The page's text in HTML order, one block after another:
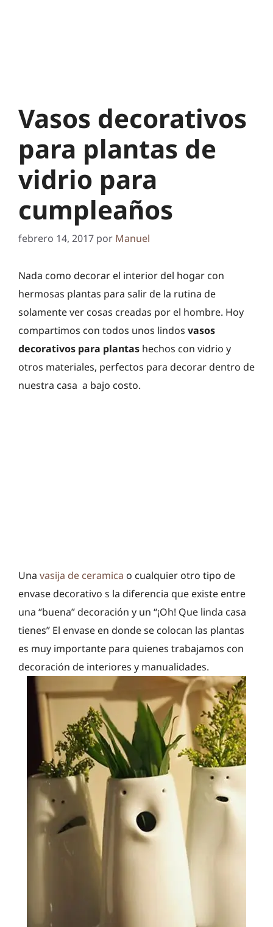
Vasos decorativos
para plantas de
vidrio para
cumpleaños
febrero 14, 2017 por Manuel
Nada como decorar el interior del hogar con
hermosas plantas para salir de la rutina de
solamente ver cosas creadas por el hombre. Hoy
compartimos con todos unos lindos vasos
decorativos para plantas hechos con vidrio y
otros materiales, perfectos para decorar dentro de
nuestra casa a bajo costo.
Una vasija de ceramica o cualquier otro tipo de
envase decorativo s la diferencia que existe entre
una “buena” decoración y un “¡Oh! Que linda casa
tienes” El envase en donde se colocan las plantas
es muy importante para quienes trabajamos con
decoración de interiores y manualidades.